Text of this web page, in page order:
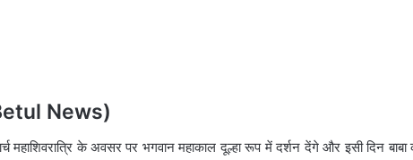
News)
के अवसर पर भगवान महाकाल दूल्हा रूप में दर्शन देंगे और इसी दिन बाबा